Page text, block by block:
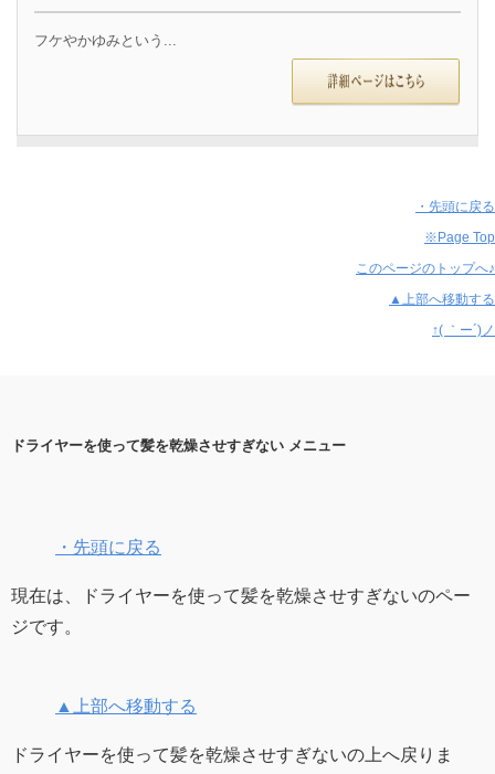
フケやかゆみという...
・先頭に戻る
※Page Top
このページのトップへ♪
▲上部へ移動する
↑( ｀ー´)ノ
ドライヤーを使って髪を乾燥させすぎない メニュー
・先頭に戻る
現在は、ドライヤーを使って髪を乾燥させすぎないのペー
ジです。
▲上部へ移動する
ドライヤーを使って髪を乾燥させすぎないの上へ戻りま